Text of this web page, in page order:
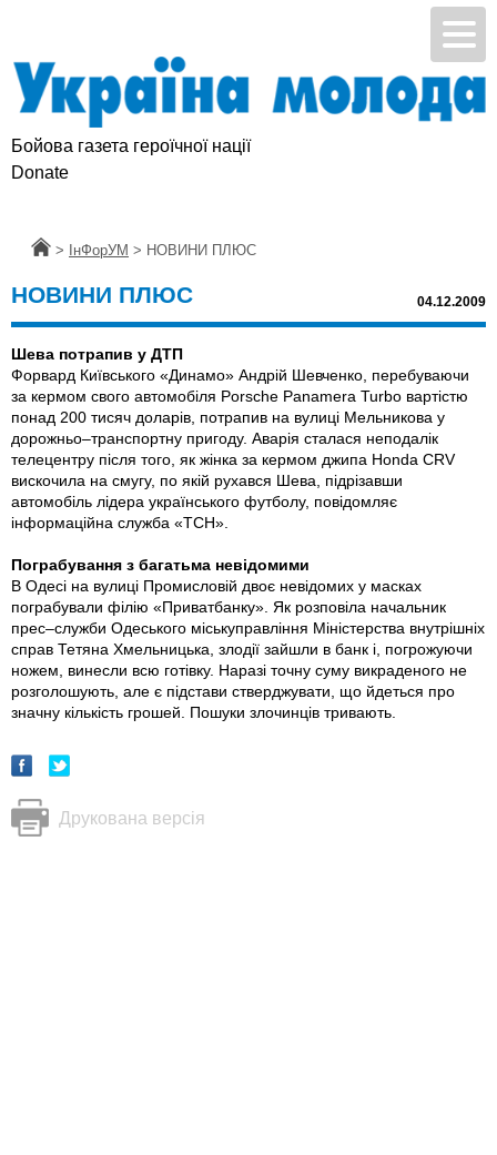
Бойова газета героїчної нації
Donate
Головна
> ІнФорУМ > НОВИНИ ПЛЮС
НОВИНИ ПЛЮС 04.12.2009
Шева потрапив у ДТП
Форвард Київського «Динамо» Андрій Шевченко, перебуваючи
за кермом свого автомобіля Porsche Panamera Turbo вартістю
понад 200 тисяч доларів, потрапив на вулиці Мельникова у
дорожньо–транспортну пригоду. Аварія сталася неподалік
телецентру після того, як жінка за кермом джипа Honda CRV
вискочила на смугу, по якій рухався Шева, підрізавши
автомобіль лідера українського футболу, повідомляє
інформаційна служба «ТСН».
Пограбування з багатьма невідомими
В Одесі на вулиці Промисловій двоє невідомих у масках
пограбували філію «Приватбанку». Як розповіла начальник
прес–служби Одеського міськуправління Міністерства внутрішніх
справ Тетяна Хмельницька, злодії зайшли в банк і, погрожуючи
ножем, винесли всю готівку. Наразі точну суму викраденого не
розголошують, але є підстави стверджувати, що йдеться про
значну кількість грошей. Пошуки злочинців тривають.
Друкована версія